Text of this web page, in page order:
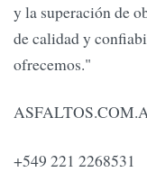
y la superación de
de calidad y
ofrecemos."
+549 221 2268531